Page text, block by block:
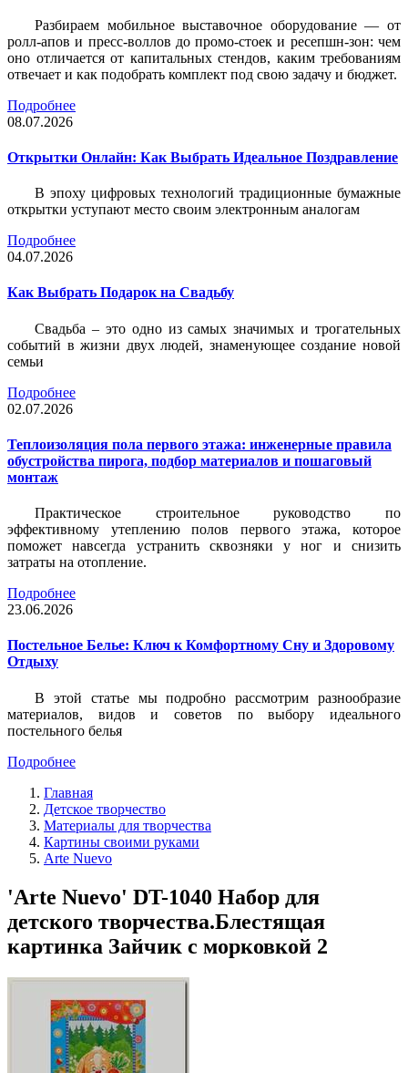
Разбираем мобильное выставочное оборудование — от
ролл-апов и пресс-воллов до промо-стоек и ресепшн-зон: чем
оно отличается от капитальных стендов, каким требованиям
отвечает и как подобрать комплект под свою задачу и бюджет.
Подробнее
08.07.2026
Открытки Онлайн: Как Выбрать Идеальное Поздравление
В эпоху цифровых технологий традиционные бумажные
открытки уступают место своим электронным аналогам
Подробнее
04.07.2026
Как Выбрать Подарок на Свадьбу
Свадьба – это одно из самых значимых и трогательных
событий в жизни двух людей, знаменующее создание новой
семьи
Подробнее
02.07.2026
Теплоизоляция пола первого этажа: инженерные правила
обустройства пирога, подбор материалов и пошаговый
монтаж
Практическое строительное руководство по
эффективному утеплению полов первого этажа, которое
поможет навсегда устранить сквозняки у ног и снизить
затраты на отопление.
Подробнее
23.06.2026
Постельное Белье: Ключ к Комфортному Сну и Здоровому
Отдыху
В этой статье мы подробно рассмотрим разнообразие
материалов, видов и советов по выбору идеального
постельного белья
Подробнее
Главная
Детское творчество
Материалы для творчества
Картины своими руками
Arte Nuevo
'Arte Nuevo' DT-1040 Набор для
детского творчества.Блестящая
картинка Зайчик с морковкой 2